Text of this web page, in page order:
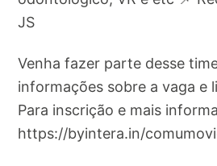
JS
Venha fazer parte desse
informações sobre a vaga e
Para inscrição e mais
https://byintera.in/